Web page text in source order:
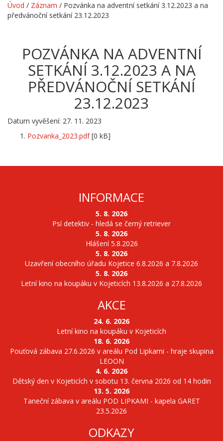
Úvod / Záznam / Pozvánka na adventní setkání 3.12.2023 a na
předvánoční setkání 23.12.2023
POZVÁNKA NA ADVENTNÍ
SETKÁNÍ 3.12.2023 A NA
PŘEDVÁNOČNÍ SETKÁNÍ
23.12.2023
Datum vyvěšení: 27. 11. 2023
Pozvanka_2023.pdf[0 kB]
INFORMACE
5. 8. 2026
Psí detektiv - hledá se černý retriever
5. 8. 2026
Hlášení 5.8.2026
5. 8. 2026
Uzavření obecního úřadu Kojetice 6.8.2026 a 7.8.2026
5. 8. 2026
Letní kino na koupáku v Kojeticích 13.8.2026 a 27.8.2026
AKCE
24. 6. 2026
Letní kino na koupáku v Kojeticích
18. 6. 2026
Pouťová zábava 27.6.2026 v areálu Pod Lipkami - hraje skupina
LEOON
4. 6. 2026
Dětský den v Kojeticích v sobotu 13. června 2026 od 14 hodin
13. 5. 2026
Taneční zábava v areálu POD LIPKAMI - kapela GARET
23.5.2026
ODKAZY